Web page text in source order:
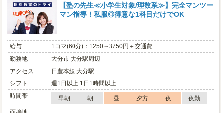
【塾の先生≪小学生対象/理数系≫】完全マンツー
マン指導！私服◎得意な1科目だけでOK
給与
1コマ(60分)：1250～3750円＋交通費
勤務地
大分市 大分駅周辺
アクセス
日豊本線 大分駅
シフト
週1日以上 1日1時間以上
時間帯
早朝 朝 昼 夕方 夜
夜勤